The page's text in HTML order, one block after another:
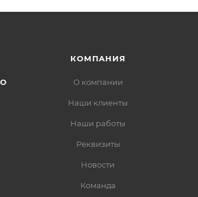
КОМПАНИЯ
О компании
Наши клиенты
Наши работы
Реквизиты
Новости
Команда